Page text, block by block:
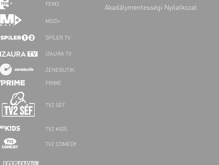
FEM3
MOZI+
SPÍLER TV
IZAURA TV
ZENEBUTIK
PRIME
TV2 SÉF
TV2 KIDS
TV2 COMEDY
Akadálymentességi Nyilatkozat